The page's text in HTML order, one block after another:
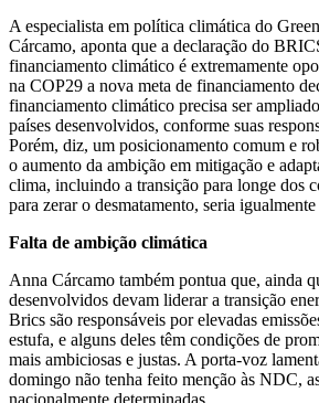
A especialista em política climática do
Cárcamo, aponta que a declaração do
financiamento climático é extremamente
na COP29 a nova meta de financiamento
financiamento climático precisa ser
países desenvolvidos, conforme suas
Porém, diz, um posicionamento comum e
o aumento da ambição em mitigação e
clima, incluindo a transição para longe dos
para zerar o desmatamento, seria igualmente
Falta de ambição climática
Anna Cárcamo também pontua que, ainda
desenvolvidos devam liderar a transição
Brics são responsáveis por elevadas
estufa, e alguns deles têm condições de
mais ambiciosas e justas. A porta-voz
domingo não tenha feito menção às NDC,